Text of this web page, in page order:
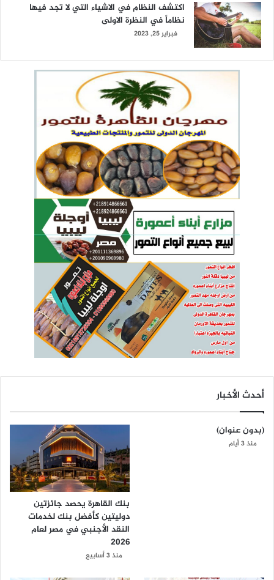
اكتشف النظام في الاشياء التي لا تجد فيها
نظاماً في النظرة الاولى
فبراير 25, 2023
أحدث الأخبار
(بدون عنوان)
منذ 3 أيام
بنك القاهرة يحصد جائزتين
دوليتين كأفضل بنك لخدمات
النقد الأجنبي في مصر لعام
2026
منذ 3 أسابيع